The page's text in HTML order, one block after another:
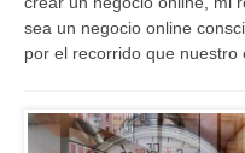
sea un negocio online
por el recorrido que nuestro